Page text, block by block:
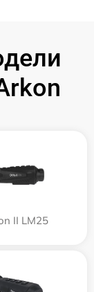
II LM25